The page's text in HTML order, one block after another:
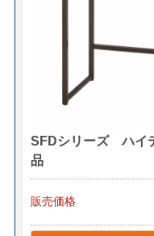
SFDシリーズ ハ
品
販売価格